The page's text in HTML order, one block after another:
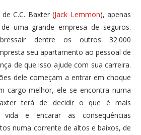
C.C. Baxter (Jack Lemmon), apenas
uma grande empresa de seguros.
dentre os outros 32.000
seu apartamento ao pessoal de
de que isso ajude com sua carreira.
dele começam a entrar em choque
cargo melhor, ele se encontra numa
terá de decidir o que é mais
e encarar as consequências
numa corrente de altos e baixos, de